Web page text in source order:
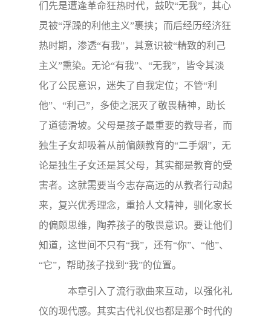
们先是遭逢革命狂热时代，鼓吹“无我”，其心
灵被“浮躁的利他主义”裹挟；而后经历经济狂
热时期，渗透“有我”，其意识被“精致的利己
主义”熏染。无论“有我”、“无我”，皆令其淡
化了公民意识，迷失了自我定位；不管“利
他”、“利己”，多使之泯灭了敬畏精神，助长
了道德滑坡。父母是孩子最重要的教导者，而
独生子女却吸着从前偏颇教育的“二手烟”，无
论是独生子女还是其父母，其实都是教育的受
害者。这就需要当今志存高远的从教者行动起
来，复兴优秀理念，重拾人文精神，驯化家长
的偏颇思维，陶养孩子的敬畏意识。要让他们
知道，这世间不只有“我”，还有“你”、“他”、
“它”，帮助孩子找到“我”的位置。
本章引入了流行歌曲来互动，以强化礼
仪的现代感。其实古代礼仪也都是那个时代的